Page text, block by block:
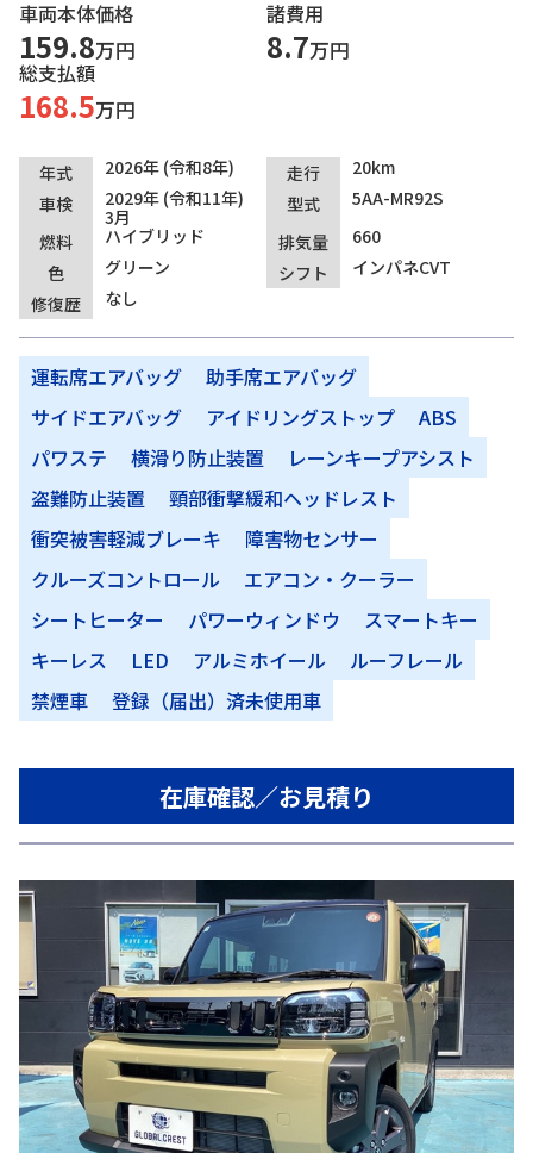
車両本体価格
159.8万円
諸費用
8.7万円
総支払額
168.5万円
年式 2026年 (令和8年) 走行
20km
車検
2029年 (令和11年)
3月
型式
5AA-MR92S
燃料
ハイブリッド 排気量
660
色
グリーン シフト
インパネCVT
修復歴
なし
運転席エアバッグ
助手席エアバッグ
サイドエアバッグ
アイドリングストップ
ABS
パワステ
横滑り防止装置
レーンキープアシスト
盗難防止装置
頸部衝撃緩和ヘッドレスト
衝突被害軽減ブレーキ
障害物センサー
クルーズコントロール
エアコン・クーラー
シートヒーター
パワーウィンドウ
スマートキー
キーレス
LED アルミホイール
ルーフレール
禁煙車
登録（届出）済未使用車
在庫確認／お見積り